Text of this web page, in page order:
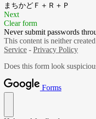
まちかどＦ＋Ｒ＋Ｐ
Next
Clear form
Never submit passwords
This content is neither
Service - Privacy Policy
Does this form look
Forms